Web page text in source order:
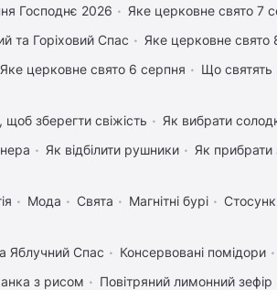
Господнє 2026
Яке церковне свято 7
та Горіховий Спас
Яке церковне свято
Яке церковне свято 6 серпня Що святять
зберегти свіжість
Як вибрати
Як відбілити рушники Як прибрати
Мода Свята Магнітні бурі
Яблучний Спас Консервовані помідори
з рисом Повітряний лимонний зефір